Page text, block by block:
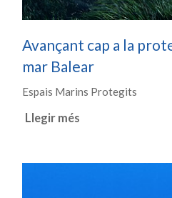
Avançant cap a la
mar Balear
Espais Marins Protegits
Llegir més